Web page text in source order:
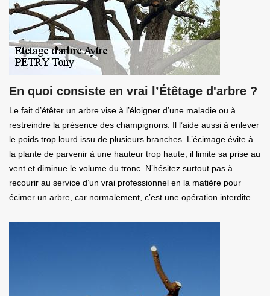
En quoi consiste en vrai l’Étêtage d'arbre ?
Le fait d’étêter un arbre vise à l’éloigner d’une maladie ou à
restreindre la présence des champignons. Il l’aide aussi à enlever
le poids trop lourd issu de plusieurs branches. L’écimage évite à
la plante de parvenir à une hauteur trop haute, il limite sa prise au
vent et diminue le volume du tronc. N’hésitez surtout pas à
recourir au service d’un vrai professionnel en la matière pour
écimer un arbre, car normalement, c’est une opération interdite.